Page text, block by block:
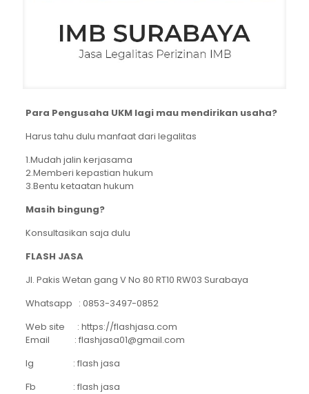
Para Pengusaha UKM lagi mau mendirikan usaha?
Harus tahu dulu manfaat dari legalitas
1.Mudah jalin kerjasama
2.Memberi kepastian hukum
3.Bentu ketaatan hukum
Masih bingung?
Konsultasikan saja dulu
FLASH JASA
Jl. Pakis Wetan gang V No 80 RT10 RW03 Surabaya
Whatsapp : 0853-3497-0852
Web site : https://flashjasa.com
Email : flashjasa01@gmail.com
Ig : flash jasa
Fb : flash jasa